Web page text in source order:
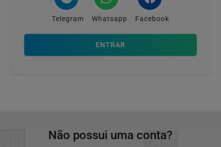
Telegram Whatsapp Facebook
ENTRAR
Não possui uma conta?